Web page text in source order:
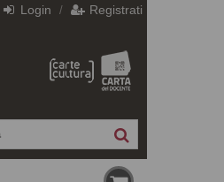
Login / Registrati